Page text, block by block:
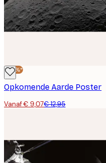
-30%*
Opkomende Aarde Poster
Vanaf € 9,07€ 12,95